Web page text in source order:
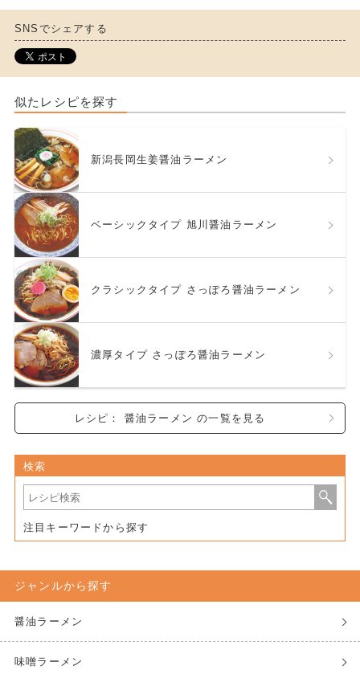
SNSでシェアする
似たレシピを探す
新潟長岡生姜醤油ラーメン
ベーシックタイプ 旭川醤油ラーメン
クラシックタイプ さっぽろ醤油ラーメン
濃厚タイプ さっぽろ醤油ラーメン
レシピ： 醤油ラーメン の一覧を見る
検索
注目キーワードから探す
ジャンルから探す
醤油ラーメン
味噌ラーメン